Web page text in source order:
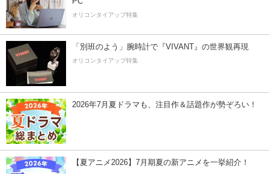
オリコンタイアップ特集
「別班のよう」腕時計で『VIVANT』の世界観再現
オリコンタイアップ特集
2026年7月夏ドラマも、注目作＆話題作が勢ぞろい！
【夏アニメ2026】7月期夏の新アニメを一挙紹介！